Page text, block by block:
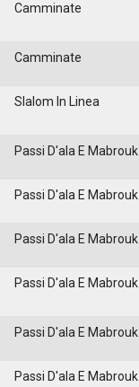
Camminate
Camminate
Slalom In Linea
Passi D'ala E Mabrouk
Passi D'ala E Mabrouk
Passi D'ala E Mabrouk
Passi D'ala E Mabrouk
Passi D'ala E Mabrouk
Passi D'ala E Mabrouk